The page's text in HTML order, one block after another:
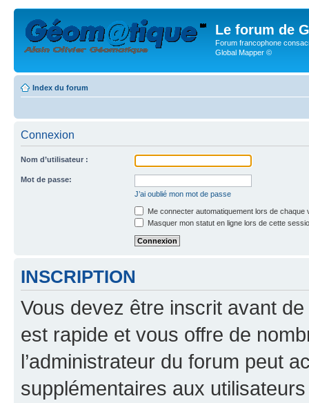
Le forum de
Forum francophone
Global Mapper ©
Index du forum
Connexion
Nom d’utilisateur :
Mot de passe:
J’ai oublié mon mot de passe
Me connecter automatiquement lors de chaque
Masquer mon statut en ligne lors de cette
INSCRIPTION
Vous devez être inscrit avant
est rapide et vous offre de
l’administrateur du forum peut
supplémentaires aux